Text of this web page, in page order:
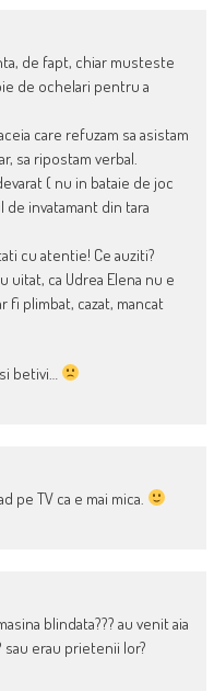
de fapt, chiar musteste
de ochelari pentru a
care refuzam sa asistam
sa ripostam verbal.
( nu in bataie de joc
invatamant din tara
cu atentie! Ce auziti?
uitat, ca Udrea Elena nu e
fi plimbat, cazat, mancat
betivi…
pe TV ca e mai mica.
blindata??? au venit aia
sau erau prietenii lor?